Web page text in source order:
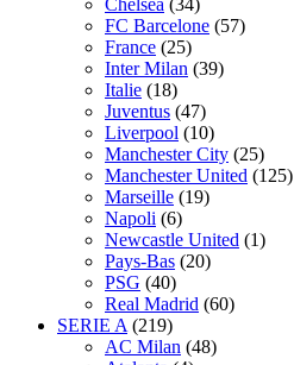
Chelsea (34)
FC Barcelone (57)
France (25)
Inter Milan (39)
Italie (18)
Juventus (47)
Liverpool (10)
Manchester City (25)
Manchester United (125)
Marseille (19)
Napoli (6)
Newcastle United (1)
Pays-Bas (20)
PSG (40)
Real Madrid (60)
SERIE A (219)
AC Milan (48)